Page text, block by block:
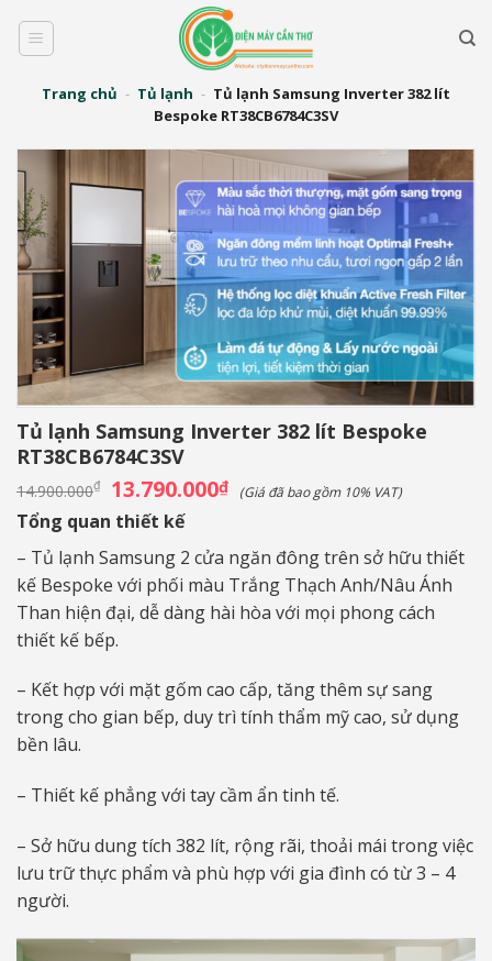
qua
Trang chủ - Tủ lạnh - Tủ lạnh Samsung Inverter 382 lít
Bespoke RT38CB6784C3SV
Tủ lạnh Samsung Inverter 382 lít Bespoke
RT38CB6784C3SV
14.900.000₫ Giá
gốc
là:
14.900.000₫.
13.790.000₫Giá
hiện
13.790.000₫.
(Giá đã bao gồm 10% VAT)
Tổng quan thiết kế
– Tủ lạnh Samsung 2 cửa ngăn đông trên sở hữu thiết
kế Bespoke với phối màu Trắng Thạch Anh/Nâu Ánh
Than hiện đại, dễ dàng hài hòa với mọi phong cách
thiết kế bếp.
– Kết hợp với mặt gốm cao cấp, tăng thêm sự sang
trong cho gian bếp, duy trì tính thẩm mỹ cao, sử dụng
bền lâu.
– Thiết kế phẳng với tay cầm ẩn tinh tế.
– Sở hữu dung tích 382 lít, rộng rãi, thoải mái trong việc
lưu trữ thực phẩm và phù hợp với gia đình có từ 3 – 4
người.